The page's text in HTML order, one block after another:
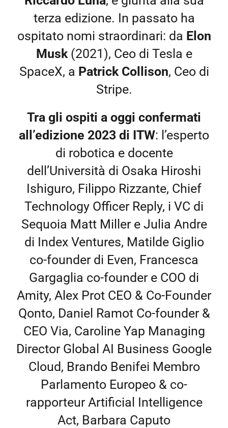
terza edizione. In passato ha
ospitato nomi straordinari: da Elon
Musk(2021), Ceo di Tesla e
SpaceX, a Patrick Collison, Ceo di
Stripe.
Tra gli ospiti a oggi confermati
all’edizione 2023 di ITW: l’esperto
di robotica e docente
dell’Università di Osaka Hiroshi
Ishiguro, Filippo Rizzante, Chief
Technology Officer Reply, i VC di
Sequoia Matt Miller e Julia Andre
di Index Ventures, Matilde Giglio
co-founder di Even, Francesca
Gargaglia co-founder e COO di
Amity, Alex Prot CEO & Co-Founder
Qonto, Daniel Ramot Co-founder &
CEO Via, Caroline Yap Managing
Director Global AI Business Google
Cloud, Brando Benifei Membro
Parlamento Europeo & co-
rapporteur Artificial Intelligence
Act, Barbara Caputo